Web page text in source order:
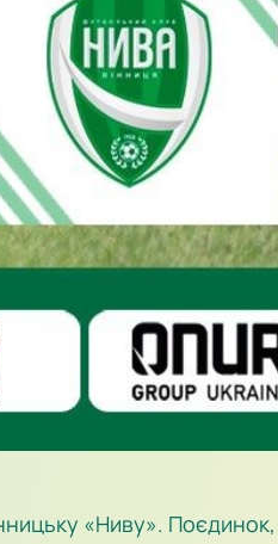
«Ниву». Поєдинок,